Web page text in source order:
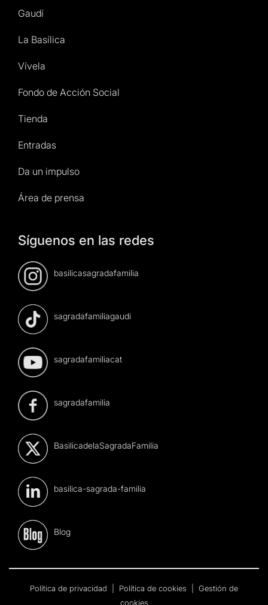
Gaudí
La Basílica
Vívela
Fondo de Acción Social
Tienda
Entradas
Da un impulso
Área de prensa
Síguenos en las redes
basilicasagradafamilia
sagradafamiliagaudi
sagradafamiliacat
sagradafamilia
BasilicadelaSagradaFamilia
basilica-sagrada-familia
Blog
Política de privacidad Política de cookies
Gestión de
cookies